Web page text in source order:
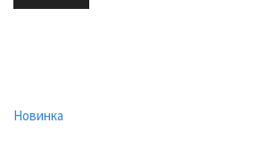
Новинка